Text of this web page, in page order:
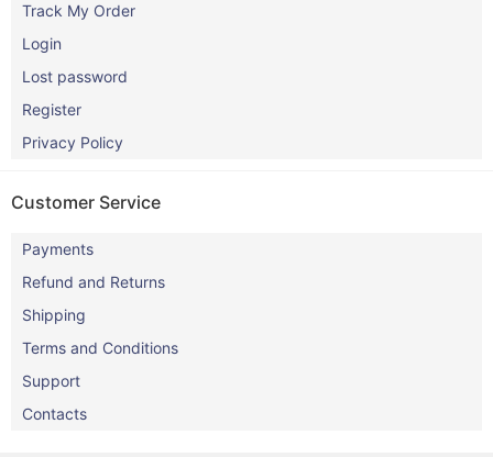
Track My Order
Login
Lost password
Register
Privacy Policy
Customer Service
Payments
Refund and Returns
Shipping
Terms and Conditions
Support
Contacts